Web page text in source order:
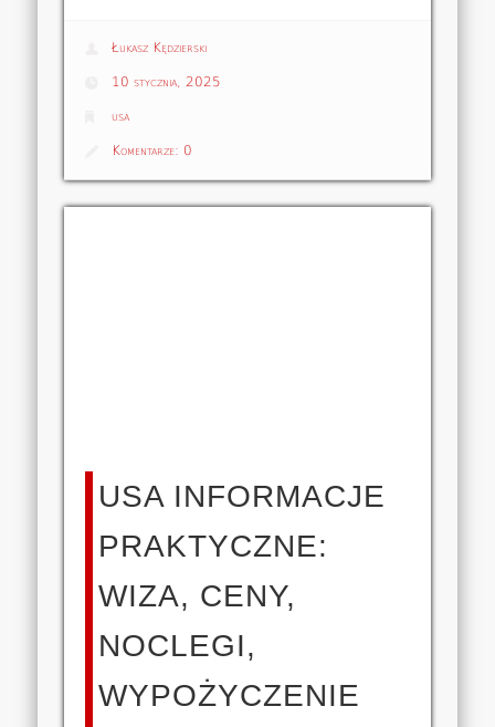
Łukasz Kędzierski
10 stycznia, 2025
usa
Komentarze: 0
USA INFORMACJE
PRAKTYCZNE:
WIZA, CENY,
NOCLEGI,
WYPOŻYCZENIE